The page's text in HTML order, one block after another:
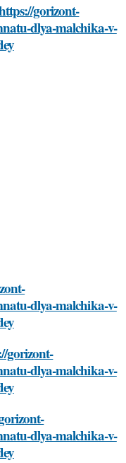
gorizont-
dlya-malchika-v-
dlya-malchika-v-
gorizont-
dlya-malchika-v-
dlya-malchika-v-